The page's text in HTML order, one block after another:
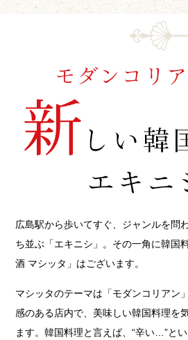
広島駅から歩いてすぐ、ジャンルを問
ち並ぶ「エキニシ」。その一角に韓国
酒 マシッタ」はございます。
マシッタのテーマは「モダンコリアン
感のある店内で、美味しい韓国料理を
ます。韓国料理と言えば、“辛い…”と